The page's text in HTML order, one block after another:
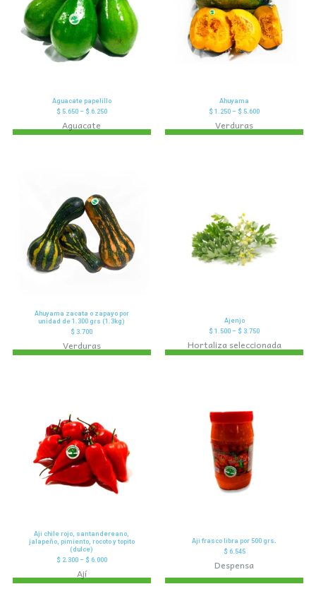
Aguacate papelillo
$5.650– $6.250
Aguacate
Ahuyama
$ 1.250 – $ 5.600
Verduras
Ahuyama zacata o zapayo por
unidad de 1.300 grs (1.3kg)
$ 3.700
Verduras
Ajenjo
$ 1.500 – $ 3.750
Hortaliza seleccionada
Aji chile rojo, santandereano,
jalapeño, pimiento, rocoto y topito
(dulce)
$2.300– $6.000
Ají
Aji frasco libra por 500 grs.
$6.545
Despensa